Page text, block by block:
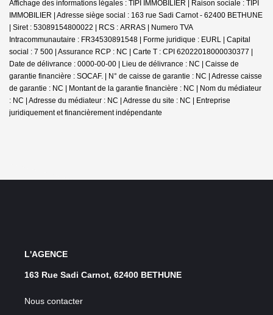
Affichage des informations légales : TIPI IMMOBILIER | Raison sociale : TIPI
IMMOBILIER | Adresse siège social : 163 rue Sadi Carnot - 62400 BETHUNE
| Siret : 53089154800022 | RCS : ARRAS | Numero TVA
Intracommunautaire : FR34530891548 | Forme juridique : EURL | Capital
social : 7 500 | Assurance RCP : NC | Carte T : CPI 62022018000030377 |
Date de délivrance : 0000-00-00 | Lieu de délivrance : NC | Caisse de
garantie financière : SOCAF. | N° de caisse de garantie : NC | Adresse caisse
de garantie : NC | Montant de la garantie financière : NC | Nom du médiateur
: NC | Adresse du médiateur : NC | Adresse du site : NC | Entreprise
juridiquement et financièrement indépendante
L'AGENCE
163 Rue Sadi Carnot, 62400 BETHUNE
Nous contacter